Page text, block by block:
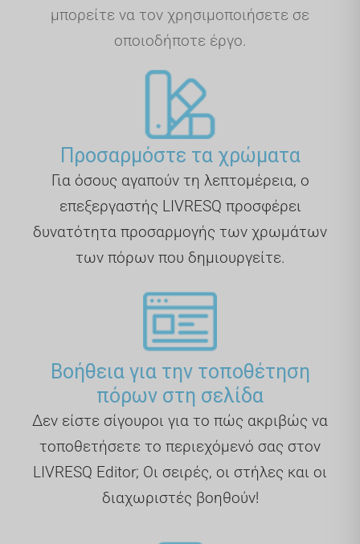
μπορείτε να τον χρησιμοποιήσετε σε
οποιοδήποτε έργο.
Προσαρμόστε τα χρώματα
Για όσους αγαπούν τη λεπτομέρεια, ο
επεξεργαστής LIVRESQ προσφέρει
δυνατότητα προσαρμογής των χρωμάτων
των πόρων που δημιουργείτε.
Βοήθεια για την τοποθέτηση
πόρων στη σελίδα
Δεν είστε σίγουροι για το πώς ακριβώς να
τοποθετήσετε το περιεχόμενό σας στον
LIVRESQ Editor; Οι σειρές, οι στήλες και οι
διαχωριστές βοηθούν!